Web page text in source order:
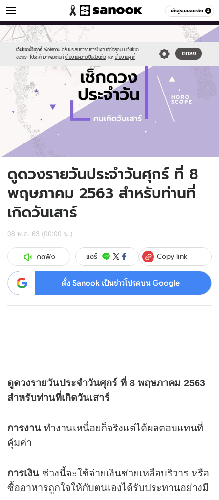
เข้าสู่ระบบสมาชิก
ดูดวง หมวดอื่นๆ
เว็บไซต์นี้ใช้คุกกี้ เพื่อให้ท่านได้รับประสบการณ์การใช้งานที่ดีที่สุดบน เว็บไซต์
ของเรา โปรดศึกษาเพิ่มเติมที่ นโยบายความเป็นส่วนตัว และ นโยบายคุกกี้
ตกลง
Sanook
//s.isanook.com/sr/0/images/logo-
new-
sanook.png
600
60
//s.isanook.com/ho/0/ud/fxd/day/daily-
horoscope-
saturday.jpg
ดูดวงรายวันประจำวันศุกร์ ที่ 8
พฤษภาคม 2563 สำหรับท่านที่
เกิดวันเสาร์
08 พ.ค. 63 (00:00 น.)
กดฟัง แชร์ Copy link
ตั้ง Sanook เป็นข่าวโปรดบน Google
ดูดวงรายวันประจำวันศุกร์ ที่ 8 พฤษภาคม 2563
สำหรับท่านที่เกิดวันเสาร์
การงาน ทำงานเหนื่อยก็จริงแต่ได้ผลตอบแทนที่
คุ้มค่า
การเงิน ช่วงนี้จะใช้จ่ายเงินช่วยเหลือบริวาร หรือ
ซื้ออาหารถูกใจให้กับตนเองได้รับประทานอย่างมี